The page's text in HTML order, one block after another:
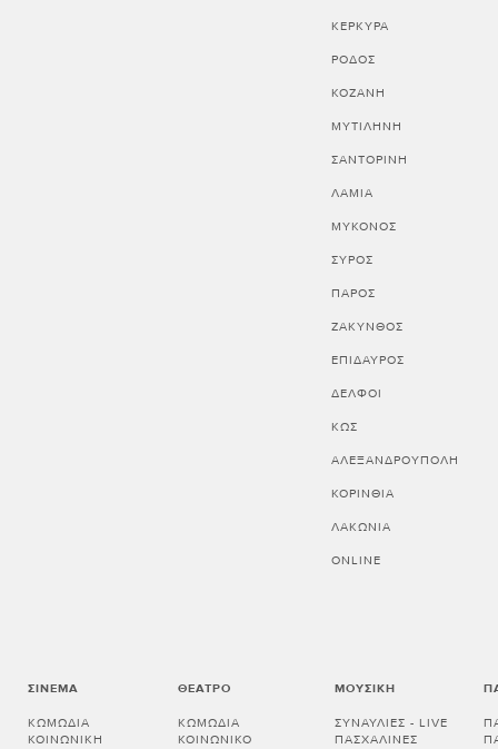
ΚΕΡΚΥΡΑ
ΡΟΔΟΣ
ΚΟΖΑΝΗ
ΜΥΤΙΛΗΝΗ
ΣΑΝΤΟΡΙΝΗ
ΛΑΜΙΑ
ΜΥΚΟΝΟΣ
ΣΥΡΟΣ
ΠΑΡΟΣ
ΖΑΚΥΝΘΟΣ
ΕΠΙΔΑΥΡΟΣ
ΔΕΛΦΟΙ
ΚΩΣ
ΑΛΕΞΑΝΔΡΟΥΠΟΛΗ
ΚΟΡΙΝΘΊΑ
ΛΑΚΩΝΊΑ
ONLINE
ΣΙΝΕΜΆ
ΚΩΜΩΔΊΑ
ΚΟΙΝΩΝΙΚΉ
ΘΈΑΤΡΟ
ΚΩΜΩΔΊΑ
ΚΟΙΝΩΝΙΚΌ
ΜΟΥΣΙΚΉ
ΣΥΝΑΥΛΊΕΣ - LIVE
ΠΑΣΧΑΛΙΝΈΣ